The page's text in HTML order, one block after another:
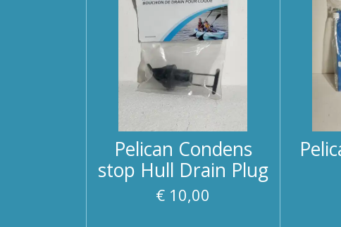
Pelican Condens
stop Hull Drain Plug
€ 10,00